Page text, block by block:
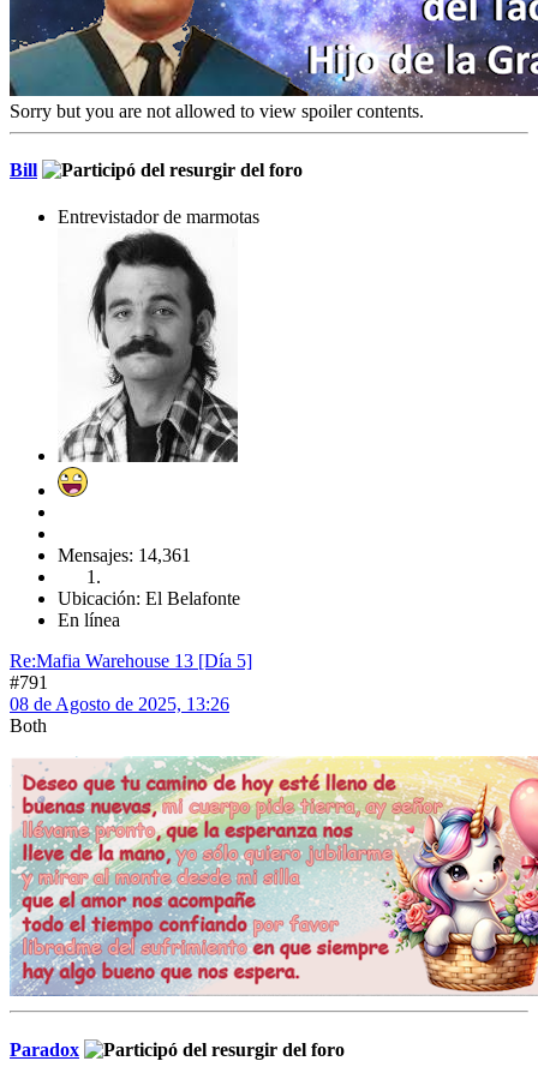
Sorry but you are not allowed to view spoiler contents.
Bill
Entrevistador de marmotas
Mensajes: 14,361
Ubicación: El Belafonte
En línea
Re:Mafia Warehouse 13 [Día 5]
#791
08 de Agosto de 2025, 13:26
Both
Paradox